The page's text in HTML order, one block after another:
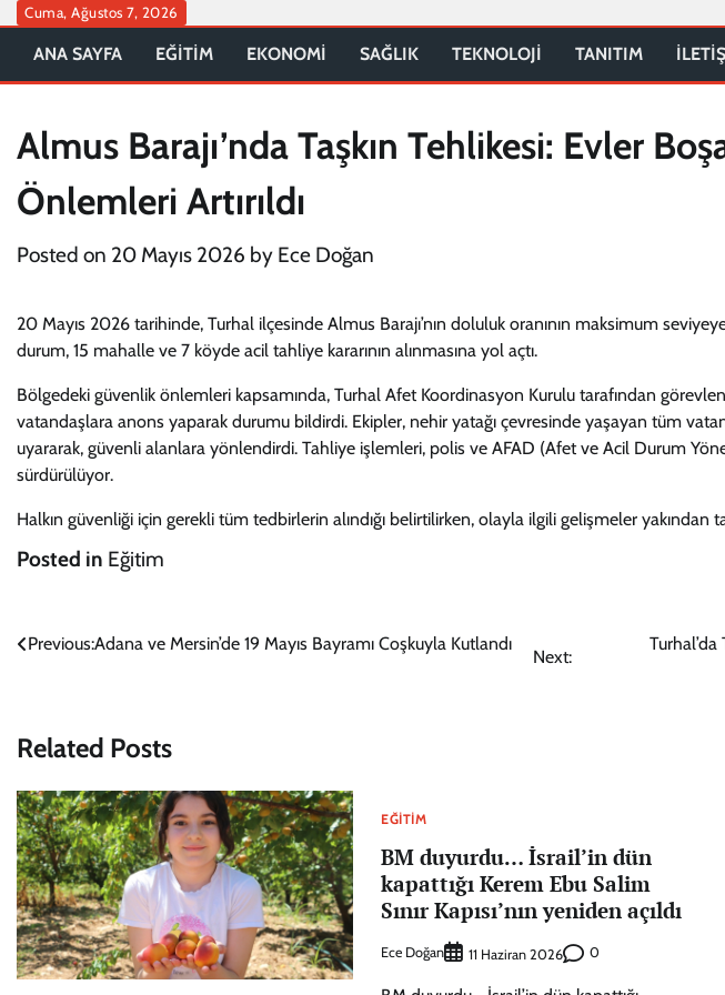
Skip
content
Cuma, Ağustos 7, 2026
ANA SAYFA EĞİTİM EKONOMİ SAĞLIK TEKNOLOJİ TANITIM
Almus Barajı’nda Taşkın Tehlikesi: Evler
Önlemleri Artırıldı
Posted on 20 Mayıs 2026 by Ece Doğan
20 Mayıs 2026 tarihinde, Turhal ilçesinde Almus Barajı’nın doluluk oranının maksimum
durum, 15 mahalle ve 7 köyde acil tahliye kararının alınmasına yol açtı.
Bölgedeki güvenlik önlemleri kapsamında, Turhal Afet Koordinasyon Kurulu tarafından
vatandaşlara anons yaparak durumu bildirdi. Ekipler, nehir yatağı çevresinde yaşayan tüm
uyararak, güvenli alanlara yönlendirdi. Tahliye işlemleri, polis ve AFAD (Afet ve Acil Durum
sürdürülüyor.
Halkın güvenliği için gerekli tüm tedbirlerin alındığı belirtilirken, olayla ilgili gelişmeler yakından
Posted in Eğitim
Yazı
Previous:Adana ve Mersin’de 19 Mayıs Bayramı Coşkuyla Kutlandı
Next:
Turhal’da
Related Posts
EĞITIM
BM duyurdu… İsrail’in dün
kapattığı Kerem Ebu Salim
Sınır Kapısı’nın yeniden açıldı
Ece Doğan 11 Haziran 2026 0